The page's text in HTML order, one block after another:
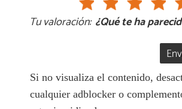
Tu valoración: ¿Qué te ha
Si no visualiza el contenido,
cualquier adblocker o